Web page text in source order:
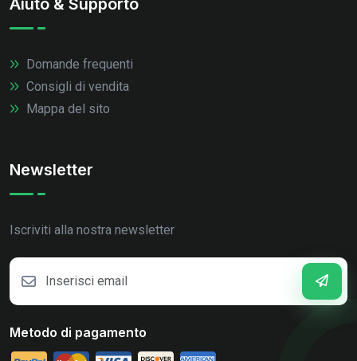
Aiuto & Supporto
Domande frequenti
Consigli di vendita
Mappa del sito
Newsletter
Iscriviti alla nostra newsletter
Metodo di pagamento